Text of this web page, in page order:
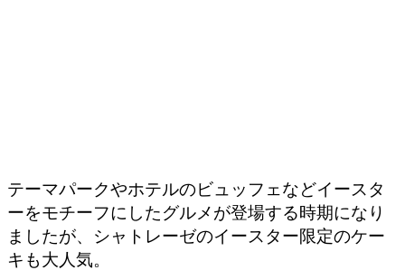
テーマパークやホテルのビュッフェなどイースタ
ーをモチーフにしたグルメが登場する時期になり
ましたが、シャトレーゼのイースター限定のケー
キも大人気。